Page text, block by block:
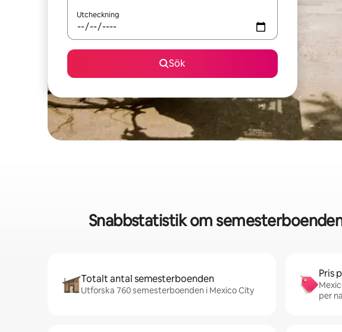
Utcheckning
Sök
Snabbstatistik om
Totalt antal semesterboenden
Utforska 760 semesterboenden i Mexico City
Pris
per